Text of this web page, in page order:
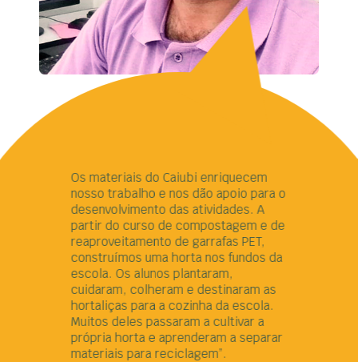
Os materiais do Caiubi enriquecem
nosso trabalho e nos dão apoio para o
desenvolvimento das atividades. A
partir do curso de compostagem e de
reaproveitamento de garrafas PET,
construímos uma horta nos fundos da
escola. Os alunos plantaram,
cuidaram, colheram e destinaram as
hortaliças para a cozinha da escola.
Muitos deles passaram a cultivar a
própria horta e aprenderam a separar
materiais para reciclagem”.